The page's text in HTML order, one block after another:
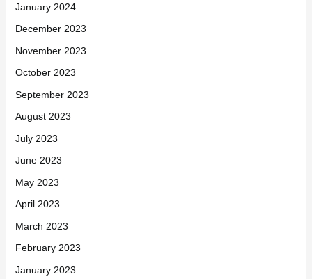
January 2024
December 2023
November 2023
October 2023
September 2023
August 2023
July 2023
June 2023
May 2023
April 2023
March 2023
February 2023
January 2023